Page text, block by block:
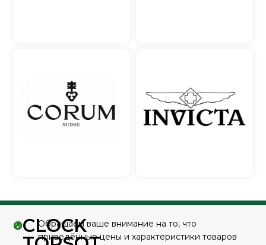
CLOCK
Обращаем ваше внимание на то, что
приведённые цены и характеристики товаров